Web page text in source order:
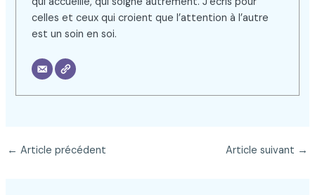
celles et ceux qui croient que l’attention à l’autre
est un soin en soi.
← Article précédent Article suivant →